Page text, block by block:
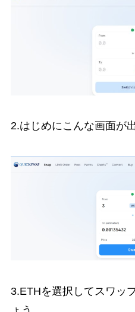
2.はじめにこんな画面が
3.ETHを選択してスワッ